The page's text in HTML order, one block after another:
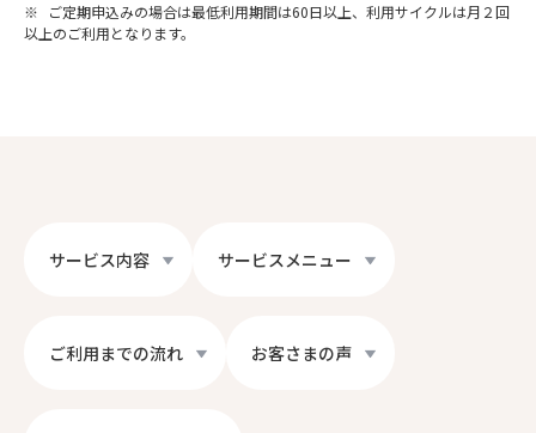
※
ご定期申込みの場合は最低利用期間は60日以上、利用サイクルは月２回
以上のご利用となります。
サービス内容 サービスメニュー
ご利用までの流れ お客さまの声